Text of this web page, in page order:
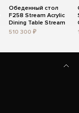
Обеденный стол
F258 Stream Acrylic
Dining Table Stream
510 300 ₽